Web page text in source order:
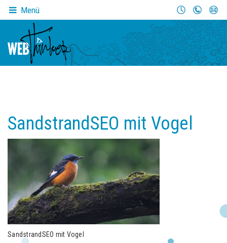
Menü
SandstrandSEO mit Vogel
SandstrandSEO mit Vogel